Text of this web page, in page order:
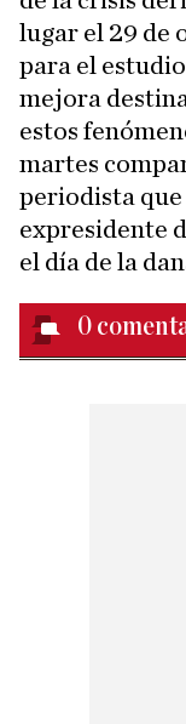
lugar el 29 de
para el
mejora
estos
martes
periodista
expresidente
el día de la
0